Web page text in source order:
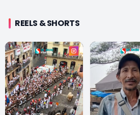
REELS & SHORTS